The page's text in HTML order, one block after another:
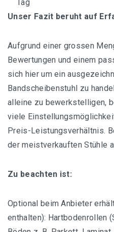
Tag
Unser Fazit beruht auf
Aufgrund einer grossen
Bewertungen und einem
sich hier um ein
Bandscheibenstuhl zu
alleine zu bewerkstelligen,
viele
Preis-Leistungsverhältnis.
der meistverkauften Stühle
Zu beachten ist:
Optional beim Anbieter
enthalten): Hartbodenrollen